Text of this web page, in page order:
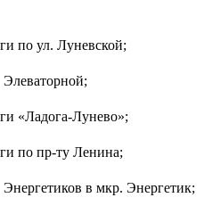
по ул. Луневской;
«Ладога-Лунево»;
по пр-ту Ленина;
в мкр. Энергетик;